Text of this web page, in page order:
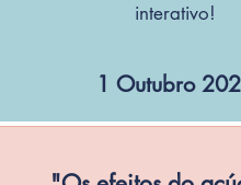
interativo!
1 Outubro